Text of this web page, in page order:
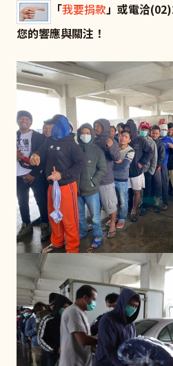
「我要捐款」或電洽
您的響應與關注！